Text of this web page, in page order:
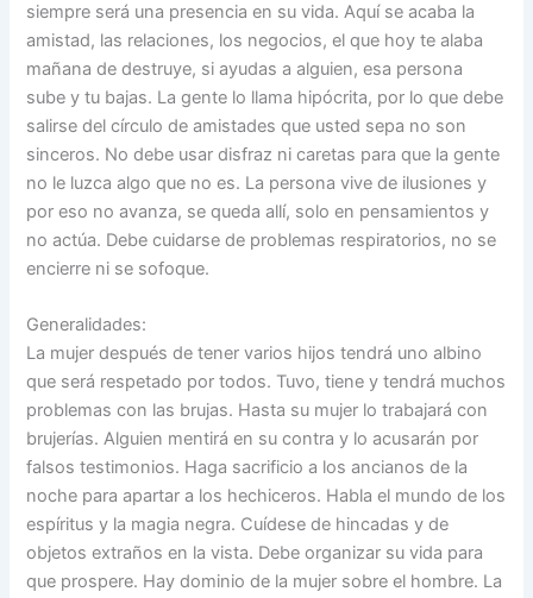
siempre será una presencia en su vida. Aquí se acaba la
amistad, las relaciones, los negocios, el que hoy te alaba
mañana de destruye, si ayudas a alguien, esa persona
sube y tu bajas. La gente lo llama hipócrita, por lo que debe
salirse del círculo de amistades que usted sepa no son
sinceros. No debe usar disfraz ni caretas para que la gente
no le luzca algo que no es. La persona vive de ilusiones y
por eso no avanza, se queda allí, solo en pensamientos y
no actúa. Debe cuidarse de problemas respiratorios, no se
encierre ni se sofoque.
Generalidades:
La mujer después de tener varios hijos tendrá uno albino
que será respetado por todos. Tuvo, tiene y tendrá muchos
problemas con las brujas. Hasta su mujer lo trabajará con
brujerías. Alguien mentirá en su contra y lo acusarán por
falsos testimonios. Haga sacrificio a los ancianos de la
noche para apartar a los hechiceros. Habla el mundo de los
espíritus y la magia negra. Cuídese de hincadas y de
objetos extraños en la vista. Debe organizar su vida para
que prospere. Hay dominio de la mujer sobre el hombre. La